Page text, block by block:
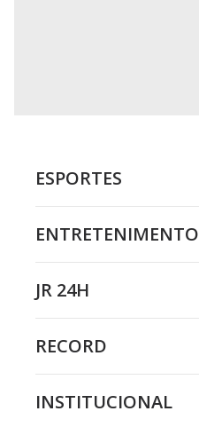
ESPORTES
ENTRETENIMENTO
JR 24H
RECORD
INSTITUCIONAL